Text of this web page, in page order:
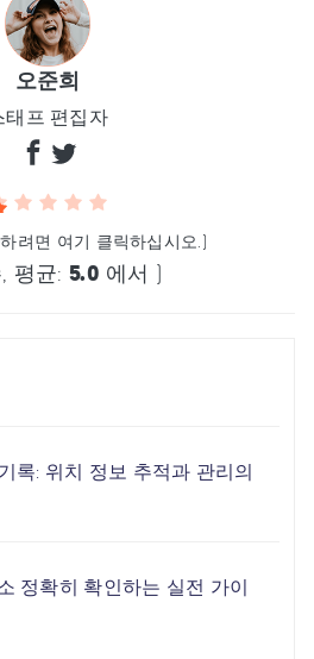
오준희
태프 편집자
려면 여기 클릭하십시오.)
평균: 5.0 에서 )
록: 위치 정보 추적과 관리의
정확히 확인하는 실전 가이